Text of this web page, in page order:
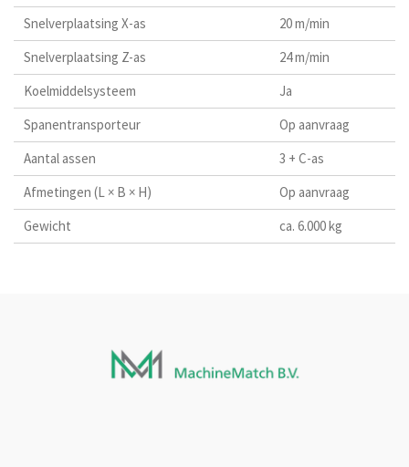
Snelverplaatsing X-as
20 m/min
Snelverplaatsing Z-as
24 m/min
Koelmiddelsysteem
Ja
Spanentransporteur
Op aanvraag
Aantal assen
3 + C-as
Afmetingen (L × B × H)
Op aanvraag
Gewicht
ca. 6.000 kg